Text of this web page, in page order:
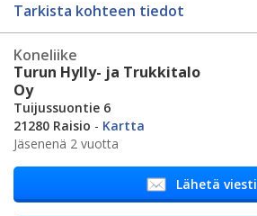
Tarkista kohteen tiedot
Koneliike
Turun Hylly- ja Trukkitalo
Oy
Tuijussuontie 6
21280 Raisio - Kartta
Jäsenenä 2 vuotta
Lähetä viesti